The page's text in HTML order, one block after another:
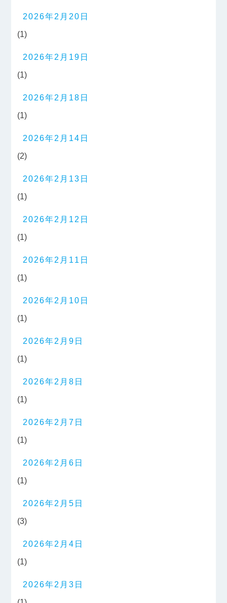
2026年2月20日
(1)
2026年2月19日
(1)
2026年2月18日
(1)
2026年2月14日
(2)
2026年2月13日
(1)
2026年2月12日
(1)
2026年2月11日
(1)
2026年2月10日
(1)
2026年2月9日
(1)
2026年2月8日
(1)
2026年2月7日
(1)
2026年2月6日
(1)
2026年2月5日
(3)
2026年2月4日
(1)
2026年2月3日